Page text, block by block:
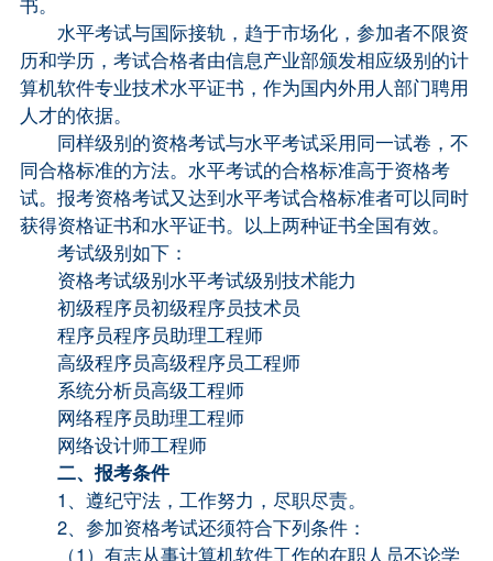
水平考试与国际接轨，趋于市场化，参加者不限资
历和学历，考试合格者由信息产业部颁发相应级别的计
算机软件专业技术水平证书，作为国内外用人部门聘用
人才的依据。
同样级别的资格考试与水平考试采用同一试卷，不
同合格标准的方法。水平考试的合格标准高于资格考
试。报考资格考试又达到水平考试合格标准者可以同时
获得资格证书和水平证书。以上两种证书全国有效。
考试级别如下：
资格考试级别水平考试级别技术能力
初级程序员初级程序员技术员
程序员程序员助理工程师
高级程序员高级程序员工程师
系统分析员高级工程师
网络程序员助理工程师
网络设计师工程师
二、报考条件
1、遵纪守法，工作努力，尽职尽责。
2、参加资格考试还须符合下列条件：
（1）有志从事计算机软件工作的在职人员不论学